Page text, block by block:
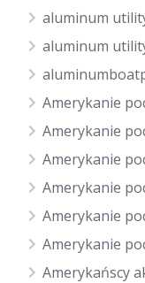
aluminum
aluminum
Amerykanie
Amerykanie
Amerykanie
Amerykanie
Amerykanie
Amerykanie
Amerykańscy